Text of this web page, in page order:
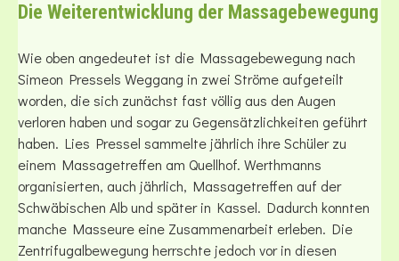
Literatur
Kontakt
Die Weiterentwicklung der Massagebewegung
Wie oben angedeutet ist die Massagebewegung nach
Simeon Pressels Weggang in zwei Ströme aufgeteilt
worden, die sich zunächst fast völlig aus den Augen
verloren haben und sogar zu Gegensätzlichkeiten geführt
haben. Lies Pressel sammelte jährlich ihre Schüler zu
einem Massagetreffen am Quellhof. Werthmanns
organisierten, auch jährlich, Massagetreffen auf der
Schwäbischen Alb und später in Kassel. Dadurch konnten
manche Masseure eine Zusammenarbeit erleben. Die
Zentrifugalbewegung herrschte jedoch vor in diesen